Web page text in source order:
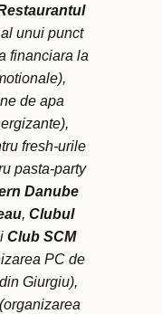
unui punct
financiara la
de apa
fresh-urile
pasta-party
Danube
, Clubul
Club SCM
PC de
Giurgiu),